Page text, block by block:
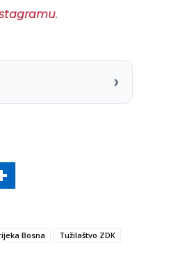
.
›
Bosna
Tužilaštvo ZDK